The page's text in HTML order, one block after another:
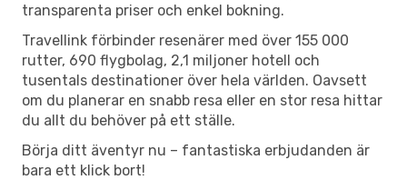
transparenta priser och enkel bokning.
Travellink förbinder resenärer med över 155 000
rutter, 690 flygbolag, 2,1 miljoner hotell och
tusentals destinationer över hela världen. Oavsett
om du planerar en snabb resa eller en stor resa hittar
du allt du behöver på ett ställe.
Börja ditt äventyr nu – fantastiska erbjudanden är
bara ett klick bort!